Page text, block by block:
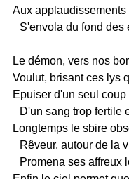
Aux
S'envola du fond des
Le démon, vers nos
Voulut, brisant ces lys
Epuiser d'un seul
D'un sang trop fertile
Longtemps le sbire
Rêveur, autour de la
Promena ses affreux